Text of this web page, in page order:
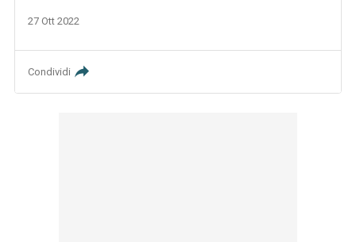
27 Ott 2022
Condividi